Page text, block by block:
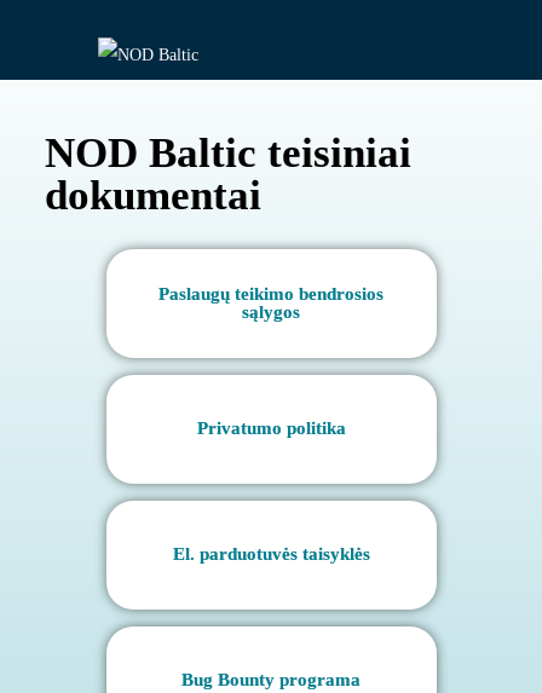
NOD Baltic teisiniai
dokumentai
Paslaugų teikimo bendrosios
sąlygos
Privatumo politika
El. parduotuvės taisyklės
Bug Bounty programa